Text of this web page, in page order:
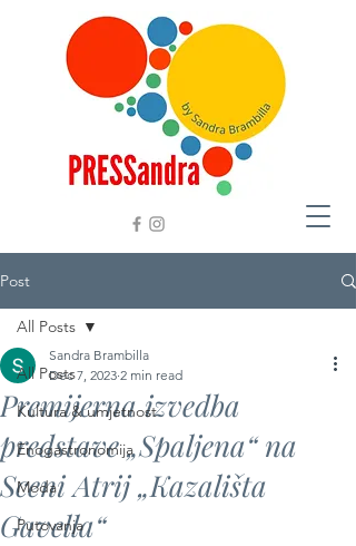
Post
All Posts
Kultura & umjetnost
Enogastronomija
Moda
Putovanja
All Posts
Premijerna izvedba
predstave „Spaljena“ na
Sceni Atrij „Kazališta
Gavella“
Sandra Brambilla
Dec 7, 2023 2 min read